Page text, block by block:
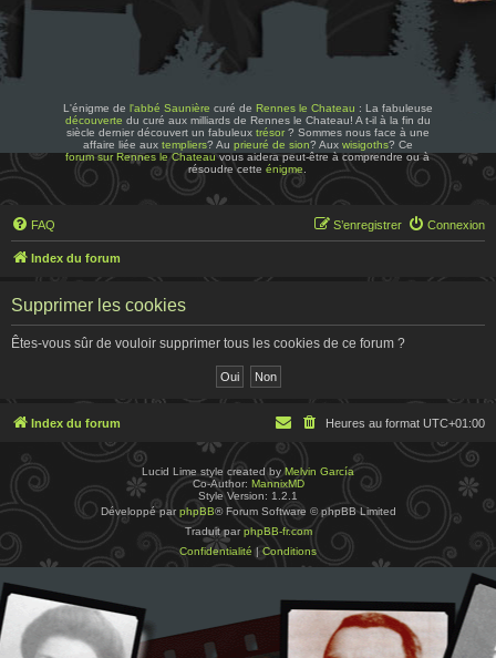
L'énigme de l'abbé Saunière curé de Rennes le Chateau : La fabuleuse
découverte du curé aux milliards de Rennes le Chateau! A t-il à la fin du
siècle dernier découvert un fabuleux trésor? Sommes nous face à une
affaire liée aux templiers? Au prieuré de sion? Aux wisigoths? Ce
forum sur Rennes le Chateauvous aidera peut-être à comprendre ou à
résoudre cetteénigme
FAQ Connexion
S’enregistrer
Index du forum
Supprimer les cookies
Êtes-vous sûr de vouloir supprimer tous les cookies de ce forum ?
Index du forum Heures au format UTC+01:00
Lucid Lime style created byMelvin García
Co-Author: MannixMD
Style Version: 1.2.1
Développé par phpBB® Forum Software © phpBB Limited
Traduit par phpBB-fr.com
Confidentialité | Conditions